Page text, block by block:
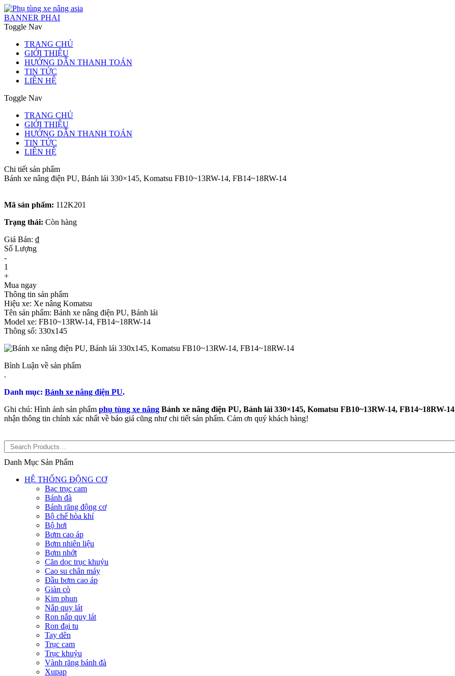
BANNER PHAI
Toggle Nav
TRANG CHỦ
GIỚI THIỆU
HƯỚNG DẪN THANH TOÁN
TIN TỨC
LIÊN HỆ
Toggle Nav
TRANG CHỦ
GIỚI THIỆU
HƯỚNG DẪN THANH TOÁN
TIN TỨC
LIÊN HỆ
Chi tiết sản phẩm
Bánh xe nâng điện PU, Bánh lái 330×145, Komatsu FB10~13RW-14, FB14~18RW-14
Mã sản phẩm: 112K201
Trạng thái: Còn hàng
Giá Bán: ₫
Số Lượng
-
1
+
Mua ngay
Thông tin sản phẩm
Hiệu xe: Xe nâng Komatsu
Tên sản phẩm: Bánh xe nâng điện PU, Bánh lái
Model xe: FB10~13RW-14, FB14~18RW-14
Thông số: 330x145
Bình Luận về sản phẩm
.
Danh mục: Bánh xe nâng điện PU.
Ghi chú: Hình ảnh sản phẩm phụ tùng xe nâng Bánh xe nâng điện PU, Bánh lái 330×145, Komatsu FB10~13RW-14, FB14~18RW-14
nhận thông tin chính xác nhất về báo giá cũng như chi tiết sản phẩm. Cảm ơn quý khách hàng!
Danh Mục Sản Phẩm
HỆ THỐNG ĐỘNG CƠ
Bạc trục cam
Bánh đà
Bánh răng động cơ
Bộ chế hòa khí
Bộ hơi
Bơm cao áp
Bơm nhiên liệu
Bơm nhớt
Căn dọc trục khuỷu
Cao su chân máy
Đầu bơm cao áp
Giàn cò
Kim phun
Nắp quy lát
Ron nắp quy lát
Ron đại tu
Tay dên
Trục cam
Trục khuỷu
Vành răng bánh đà
Xupap